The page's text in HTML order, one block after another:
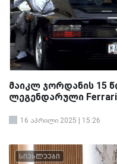
მაიკლ ჯორდანის 15
ლეგენდარული Ferrari
16 აპრილი 2025 | 15:26
სიახლეები